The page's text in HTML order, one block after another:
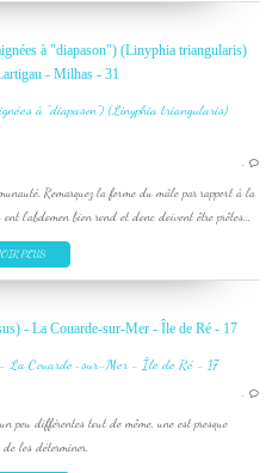
à "diapason") (Linyphia triangularis)
- Milhas - 31
…
Remarquez la forme du mâle par rapport à la
l'abdomen bien rond et donc doivent être prêtes...
PLUS
- La Couarde-sur-Mer - Île de Ré - 17
…
peu différentes tout de même, une est presque
les déterminer.